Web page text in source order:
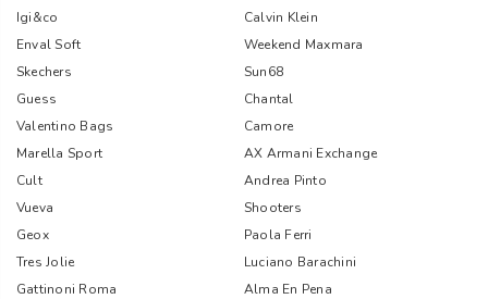
Igi&co
Calvin Klein
Enval Soft
Weekend Maxmara
Skechers
Sun68
Guess
Chantal
Valentino Bags
Camore
Marella Sport
AX Armani Exchange
Cult
Andrea Pinto
Vueva
Shooters
Geox
Paola Ferri
Tres Jolie
Luciano Barachini
Gattinoni Roma
Alma En Pena